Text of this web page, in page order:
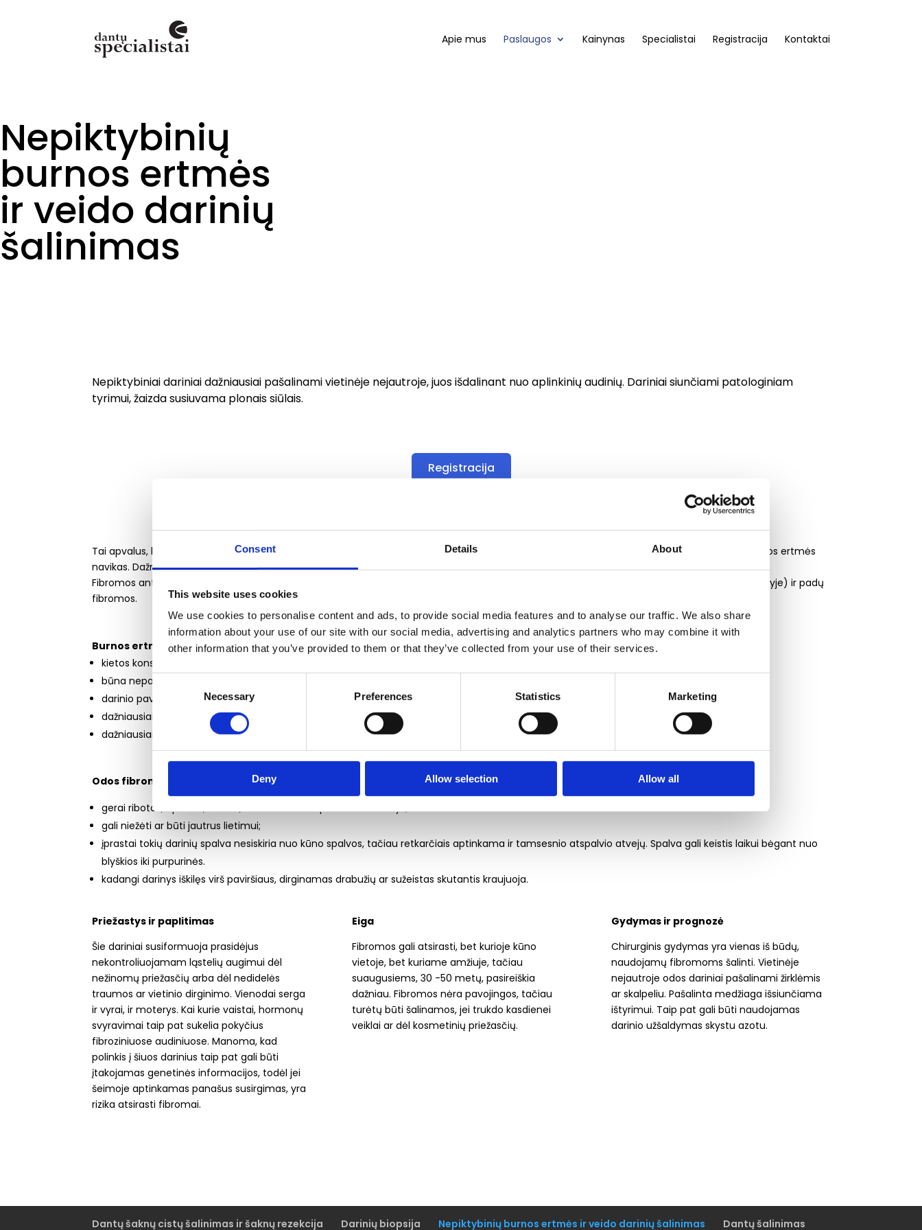
Consent Details About
This website uses cookies
We use cookies to personalise content and ads, to provide social media features and to analyse our traffic. We also share
information about your use of our site with our social media, advertising and analytics partners who may combine it with
other information that you’ve provided to them or that they’ve collected from your use of their services.
Consent
Necessary Preferences Statistics Marketing
Deny Allow selection Allow all
Apie mus Paslaugos Kainynas Specialistai Registracija Kontaktai
Nepiktybinių
burnos ertmės
ir veido darinių
šalinimas
Nepiktybiniai dariniai dažniausiai pašalinami vietinėje nejautroje, juos išdalinant nuo aplinkinių audinių. Dariniai siunčiami patologiniam
tyrimui, žaizda susiuvama plonais siūlais.
Registracija
Fibroma
Tai apvalus, kietas lygaus paviršiaus darinys. Fibromos gali būti aptinkamas tiek ant veido odos, tiek burnos ertmėje. Tai dažnas gerybinis burnos ertmės
navikas. Dažniausiai fibromų tipai yra: angiofibromos (mažos papulės apie nosį ir skruostų srityje).
Fibromos ant odos (nepiktybinės odos išaugos), burnos ertmės fibromos ( formuojasi ant dantenų, žandų gleivinės, lūpų, liežuvio, gomurio srityje) ir padų
fibromos.
Simptomai
Burnos ertmės fibroma:
kietos konsistencijos, gerai apribotas darinys;
būna nepaslankus arba prisitvirtinęs ant kojytės;
darinio paviršius lygus, švelnus, dengiamas nepakitusio epitelio;
dažniausiai tai yra vienas, besimptomis darinys, bet gali didėti;
dažniausiai atsiranda vidiniame skruostų ir lūpų paviršiuje, bet gali būti ir kitose burnos rtmės vietose.
Odos fibroma:
gerai ribotas, apvalus, mažas, švelniu arba ne paviršiumi darinys;
gali niežėti ar būti jautrus lietimui;
įprastai tokių darinių spalva nesiskiria nuo kūno spalvos, tačiau retkarčiais aptinkama ir tamsesnio atspalvio atvejų. Spalva gali keistis laikui bėgant nuo
blyškios iki purpurinės.
kadangi darinys iškilęs virš paviršiaus, dirginamas drabužių ar sužeistas skutantis kraujuoja.
Priežastys ir paplitimas
Šie dariniai susiformuoja prasidėjus
nekontroliuojamam ląstelių augimui dėl
nežinomų priežasčių arba dėl nedidelės
traumos ar vietinio dirginimo. Vienodai serga
ir vyrai, ir moterys. Kai kurie vaistai, hormonų
svyravimai taip pat sukelia pokyčius
fibroziniuose audiniuose. Manoma, kad
polinkis į šiuos darinius taip pat gali būti
įtakojamas genetinės informacijos, todėl jei
šeimoje aptinkamas panašus susirgimas, yra
rizika atsirasti fibromai.
Eiga
Fibromos gali atsirasti, bet kurioje kūno
vietoje, bet kuriame amžiuje, tačiau
suaugusiems, 30 -50 metų, pasireiškia
dažniau. Fibromos nėra pavojingos, tačiau
turėtų būti šalinamos, jei trukdo kasdienei
veiklai ar dėl kosmetinių priežasčių.
Gydymas ir prognozė
Chirurginis gydymas yra vienas iš būdų,
naudojamų fibromoms šalinti. Vietinėje
nejautroje odos dariniai pašalinami žirklėmis
ar skalpeliu. Pašalinta medžiaga išsiunčiama
ištyrimui. Taip pat gali būti naudojamas
darinio užšaldymas skystu azotu.
Dantų šaknų cistų šalinimas ir šaknų rezekcija Darinių biopsija Nepiktybinių burnos ertmės ir veido darinių šalinimas Dantų šalinimas